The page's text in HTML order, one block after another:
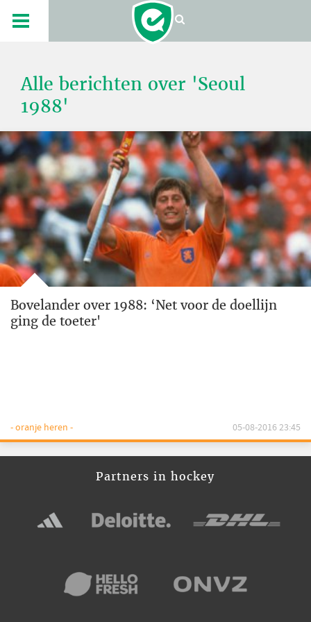
Alle berichten over 'Seoul
1988'
Bovelander over 1988: ‘Net voor de doellijn
ging de toeter'
- oranje heren - 05-08-2016 23:45
Partners in hockey